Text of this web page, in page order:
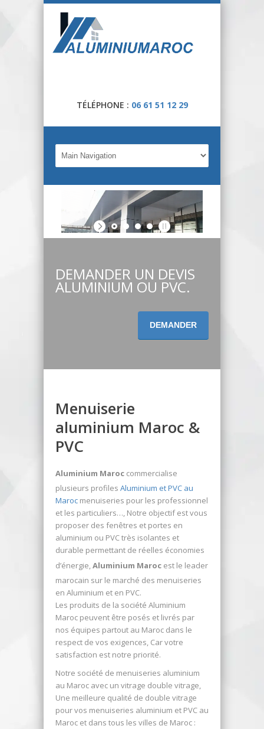
TÉLÉPHONE : 06 61 51 12 29
DEMANDER UN DEVIS
ALUMINIUM OU PVC.
DEMANDER
Menuiserie
aluminium Maroc &
PVC
Aluminium Maroc commercialise
plusieurs profiles Aluminium et PVC au
Maroc menuiseries pour les professionnel
et les particuliers…, Notre objectif est vous
proposer des fenêtres et portes en
aluminium ou PVC très isolantes et
durable permettant de réelles économies
d’énergie,Aluminium Maroc est le leader
marocain sur le marché des menuiseries
en Aluminium et en PVC.
Les produits de la société Aluminium
Maroc peuvent être posés et livrés par
nos équipes partout au Maroc dans le
respect de vos exigences, Car votre
satisfaction est notre priorité.
Notre société de menuiseries aluminium
au Maroc avec un vitrage double vitrage,
Une meilleure qualité de double vitrage
pour vos menuiseries aluminium et PVC au
Maroc et dans tous les villes de Maroc :